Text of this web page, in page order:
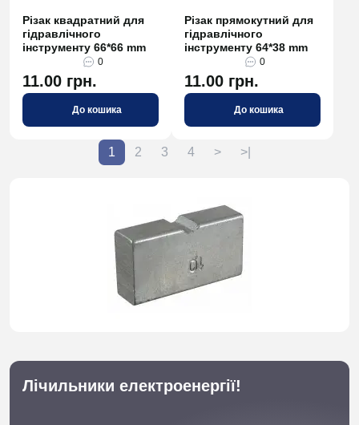
Різак квадратний для
гідравлічного
інструменту 66*66 mm
0
11.00 грн.
До кошика
Різак прямокутний для
гідравлічного
інструменту 64*38 mm
0
11.00 грн.
До кошика
1 2 3 4 > >|
Лічильники електроенергії!